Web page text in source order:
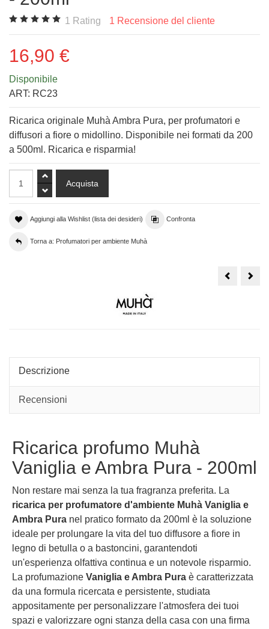
1 Rating 1 Recensione del cliente
16,90 €
Disponibile
ART: RC23
Ricarica originale Muhà Ambra Pura, per profumatori e
diffusori a fiore o midollino. Disponibile nei formati da 200
a 500ml. Ricarica e risparmia!
Aggiungi alla Wishlist (lista dei desideri) Confronta
Torna a: Profumatori per ambiente Muhà
Descrizione
Recensioni
Ricarica profumo Muhà
Vaniglia e Ambra Pura - 200ml
Non restare mai senza la tua fragranza preferita. La
ricarica per profumatore d'ambiente Muhà Vaniglia e
Ambra Pura nel pratico formato da 200ml è la soluzione
ideale per prolungare la vita del tuo diffusore a fiore in
legno di betulla o a bastoncini, garantendoti
un'esperienza olfattiva continua e un notevole risparmio.
La profumazione Vaniglia e Ambra Pura è caratterizzata
da una formula ricercata e persistente, studiata
appositamente per personalizzare l'atmosfera dei tuoi
spazi e valorizzare ogni stanza della casa con una firma